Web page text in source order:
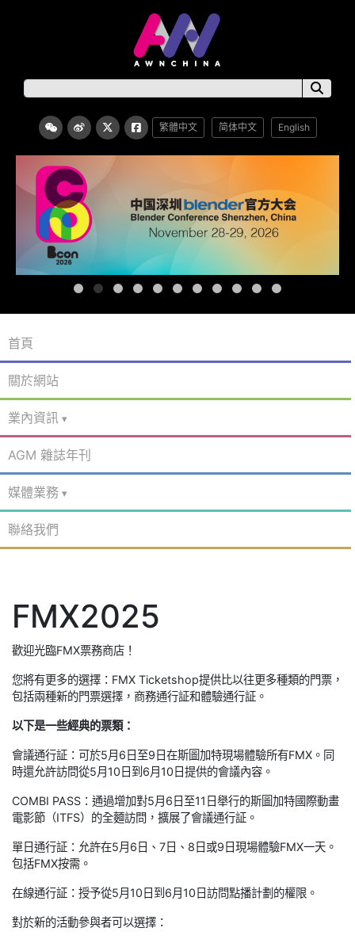
繁體中文 简体中文 English
首頁
關於網站
業內資訊
AGM 雜誌年刊
媒體業務
聯絡我們
FMX2025
歡迎光臨FMX票務商店！
您將有更多的選擇：FMX Ticketshop提供比以往更多種類的門票，
包括兩種新的門票選擇，商務通行証和體驗通行証。
以下是一些經典的票類：
會議通行証：可於5月6日至9日在斯圖加特現場體驗所有FMX。同
時還允許訪問從5月10日到6月10日提供的會議內容。
COMBI PASS：通過增加對5月6日至11日舉行的斯圖加特國際動畫
電影節（ITFS）的全麵訪問，擴展了會議通行証。
單日通行証：允許在5月6日、7日、8日或9日現場體驗FMX一天。
包括FMX按需。
在線通行証：授予從5月10日到6月10日訪問點播計劃的權限。
對於新的活動參與者可以選擇：